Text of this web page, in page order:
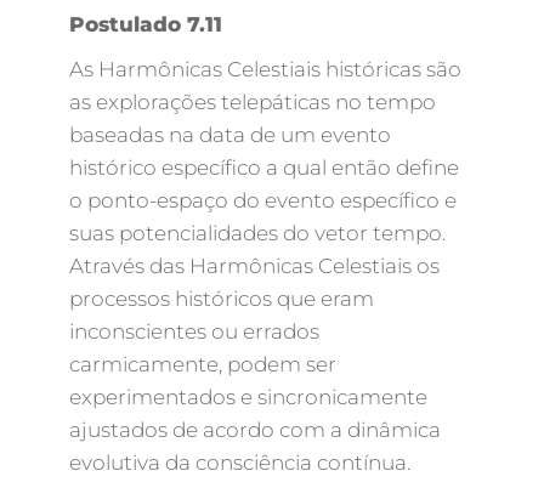
Postulado 7.11
As Harmônicas Celestiais históricas são
as explorações telepáticas no tempo
baseadas na data de um evento
histórico específico a qual então define
o ponto-espaço do evento específico e
suas potencialidades do vetor tempo.
Através das Harmônicas Celestiais os
processos históricos que eram
inconscientes ou errados
carmicamente, podem ser
experimentados e sincronicamente
ajustados de acordo com a dinâmica
evolutiva da consciência contínua.